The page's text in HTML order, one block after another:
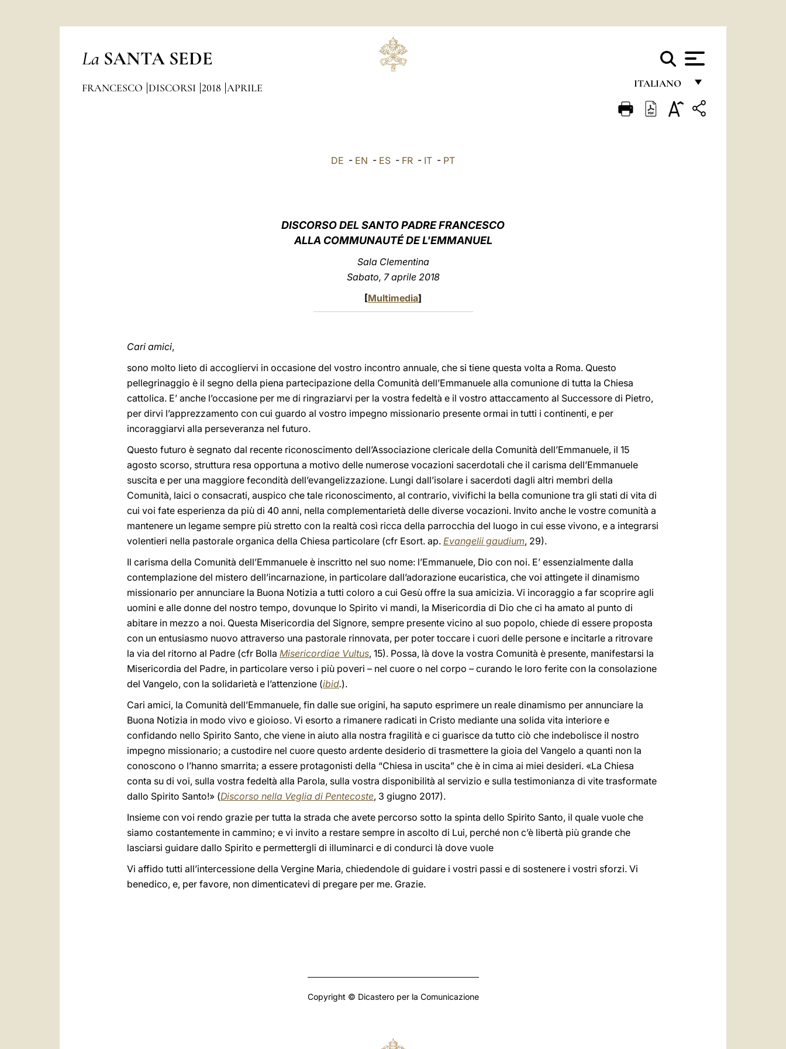
La SANTA SEDE
ITALIANO
FRANÇAIS
FRANCESCO DISCORSI 2018 APRILE
DE - EN - ES - FR - IT - PT
DISCORSO DEL SANTO PADRE FRANCESCO
ALLA COMMUNAUTÉ DE L'EMMANUEL
Sala Clementina
Sabato, 7 aprile 2018
[Multimedia]
Cari amici,
sono molto lieto di accogliervi in occasione del vostro incontro annuale, che si tiene questa volta a Roma. Questo
pellegrinaggio è il segno della piena partecipazione della Comunità dell’Emmanuele alla comunione di tutta la Chiesa
cattolica. E’ anche l’occasione per me di ringraziarvi per la vostra fedeltà e il vostro attaccamento al Successore di Pietro,
per dirvi l’apprezzamento con cui guardo al vostro impegno missionario presente ormai in tutti i continenti, e per
incoraggiarvi alla perseveranza nel futuro.
Questo futuro è segnato dal recente riconoscimento dell’Associazione clericale della Comunità dell’Emmanuele, il 15
agosto scorso, struttura resa opportuna a motivo delle numerose vocazioni sacerdotali che il carisma dell’Emmanuele
suscita e per una maggiore fecondità dell’evangelizzazione. Lungi dall’isolare i sacerdoti dagli altri membri della
Comunità, laici o consacrati, auspico che tale riconoscimento, al contrario, vivifichi la bella comunione tra gli stati di vita di
cui voi fate esperienza da più di 40 anni, nella complementarietà delle diverse vocazioni. Invito anche le vostre comunità a
mantenere un legame sempre più stretto con la realtà così ricca della parrocchia del luogo in cui esse vivono, e a integrarsi
volentieri nella pastorale organica della Chiesa particolare (cfr Esort. ap. Evangelii gaudium, 29).
Il carisma della Comunità dell’Emmanuele è inscritto nel suo nome: l’Emmanuele, Dio con noi. E’ essenzialmente dalla
contemplazione del mistero dell’incarnazione, in particolare dall’adorazione eucaristica, che voi attingete il dinamismo
missionario per annunciare la Buona Notizia a tutti coloro a cui Gesù offre la sua amicizia. Vi incoraggio a far scoprire agli
uomini e alle donne del nostro tempo, dovunque lo Spirito vi mandi, la Misericordia di Dio che ci ha amato al punto di
abitare in mezzo a noi. Questa Misericordia del Signore, sempre presente vicino al suo popolo, chiede di essere proposta
con un entusiasmo nuovo attraverso una pastorale rinnovata, per poter toccare i cuori delle persone e incitarle a ritrovare
la via del ritorno al Padre (cfr Bolla Misericordiae Vultus, 15). Possa, là dove la vostra Comunità è presente, manifestarsi la
Misericordia del Padre, in particolare verso i più poveri – nel cuore o nel corpo – curando le loro ferite con la consolazione
del Vangelo, con la solidarietà e l’attenzione (ibid.).
Cari amici, la Comunità dell’Emmanuele, fin dalle sue origini, ha saputo esprimere un reale dinamismo per annunciare la
Buona Notizia in modo vivo e gioioso. Vi esorto a rimanere radicati in Cristo mediante una solida vita interiore e
confidando nello Spirito Santo, che viene in aiuto alla nostra fragilità e ci guarisce da tutto ciò che indebolisce il nostro
impegno missionario; a custodire nel cuore questo ardente desiderio di trasmettere la gioia del Vangelo a quanti non la
conoscono o l’hanno smarrita; a essere protagonisti della “Chiesa in uscita” che è in cima ai miei desideri. «La Chiesa
conta su di voi, sulla vostra fedeltà alla Parola, sulla vostra disponibilità al servizio e sulla testimonianza di vite trasformate
dallo Spirito Santo!» (Discorso nella Veglia di Pentecoste, 3 giugno 2017).
Insieme con voi rendo grazie per tutta la strada che avete percorso sotto la spinta dello Spirito Santo, il quale vuole che
siamo costantemente in cammino; e vi invito a restare sempre in ascolto di Lui, perché non c’è libertà più grande che
lasciarsi guidare dallo Spirito e permettergli di illuminarci e di condurci là dove vuole
Vi affido tutti all’intercessione della Vergine Maria, chiedendole di guidare i vostri passi e di sostenere i vostri sforzi. Vi
benedico, e, per favore, non dimenticatevi di pregare per me. Grazie.
Copyright © Dicastero per la Comunicazione